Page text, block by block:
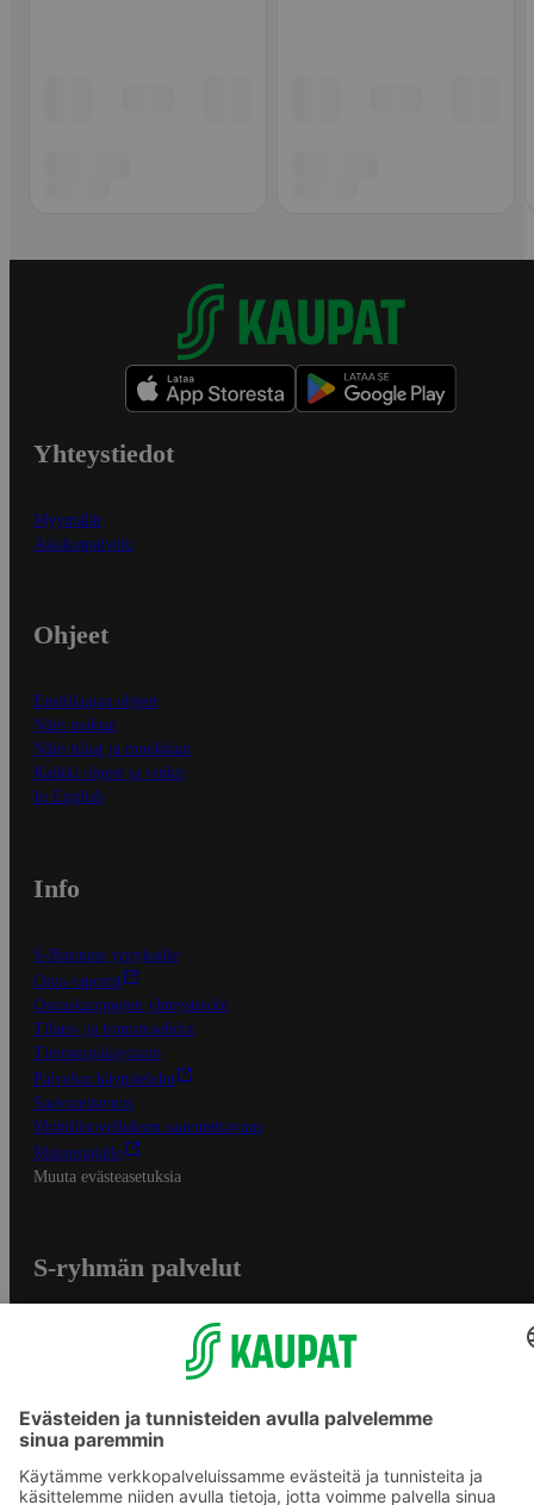
Yhteystiedot
Myymälät
Asiakaspalvelu
Ohjeet
Ensitilaajan ohjeet
Näin maksat
Näin tilaat ja muokkaat
Kaikki ohjeet ja vinkit
In English
Info
S-Business yrityksille
Oiva-raportit
Osuuskauppojen yhteystiedot
Tilaus- ja toimitusehdot
Tietosuojakäytäntö
Palvelun käyttöehdot
Saavutettavuus
Mobiilisovelluksen saavutettavuus
Mainostajalle
Muuta evästeasetuksia
S-ryhmän palvelut
S-ostoslista -sovellus
Prisma.fi
Sokos.fi
S-Pankki